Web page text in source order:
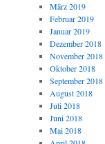
März 2019
Februar 2019
Januar 2019
Dezember 2018
November 2018
Oktober 2018
September 2018
August 2018
Juli 2018
Juni 2018
Mai 2018